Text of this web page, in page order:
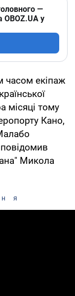
—
OBOZ.UA у
часом екіпаж
місяці тому
Кано,
Микола